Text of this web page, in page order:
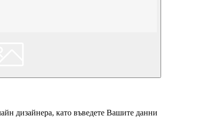
дизайнера, като въведете Вашите данни